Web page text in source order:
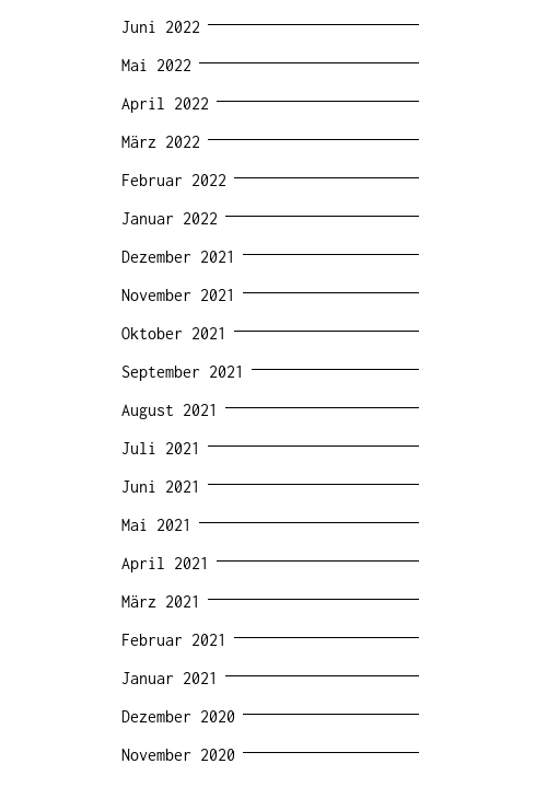
Juni 2022
Mai 2022
April 2022
März 2022
Februar 2022
Januar 2022
Dezember 2021
November 2021
Oktober 2021
September 2021
August 2021
Juli 2021
Juni 2021
Mai 2021
April 2021
März 2021
Februar 2021
Januar 2021
Dezember 2020
November 2020